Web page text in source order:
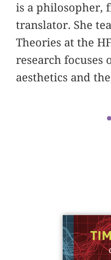
is a philosopher,
translator. She
Theories at the
research focuses
aesthetics and